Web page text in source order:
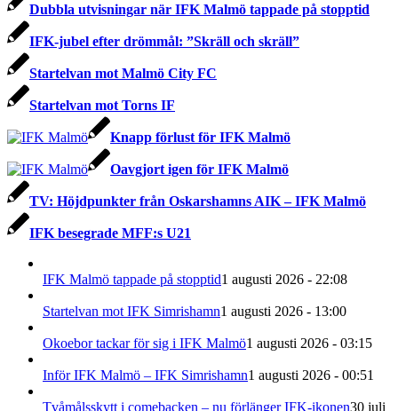
Dubbla utvisningar när IFK Malmö tappade på stopptid
IFK-jubel efter drömmål: ”Skräll och skräll”
Startelvan mot Malmö City FC
Startelvan mot Torns IF
Knapp förlust för IFK Malmö
Oavgjort igen för IFK Malmö
TV: Höjdpunkter från Oskarshamns AIK – IFK Malmö
IFK besegrade MFF:s U21
IFK Malmö tappade på stopptid1 augusti 2026 - 22:08
Startelvan mot IFK Simrishamn1 augusti 2026 - 13:00
Okoebor tackar för sig i IFK Malmö1 augusti 2026 - 03:15
Inför IFK Malmö – IFK Simrishamn1 augusti 2026 - 00:51
Tvåmålsskytt i comebacken – nu förlänger IFK-ikonen30 juli